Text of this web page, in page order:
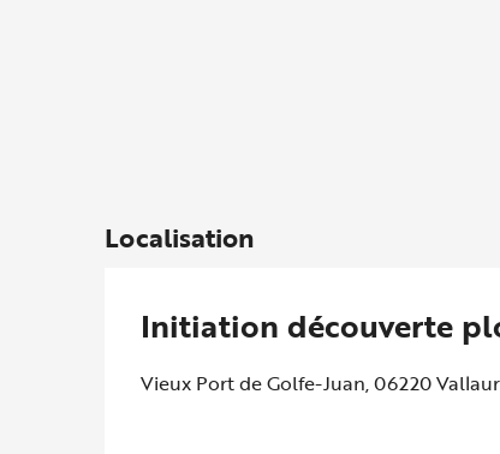
Localisation
Initiation découverte
Vieux Port de Golfe-Juan, 06220